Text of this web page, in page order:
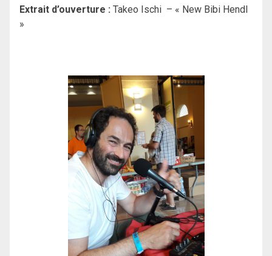
Extrait d’ouverture : Takeo Ischi – « New Bibi Hendl
»